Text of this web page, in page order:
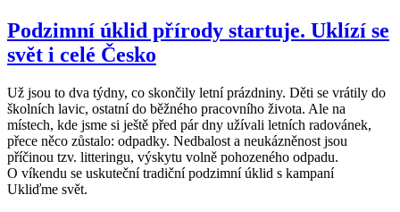
Podzimní úklid přírody startuje. Uklízí se
svět i celé Česko
Už jsou to dva týdny, co skončily letní prázdniny. Děti se vrátily do
školních lavic, ostatní do běžného pracovního života. Ale na
místech, kde jsme si ještě před pár dny užívali letních radovánek,
přece něco zůstalo: odpadky. Nedbalost a neukázněnost jsou
příčinou tzv. litteringu, výskytu volně pohozeného odpadu.
O víkendu se uskuteční tradiční podzimní úklid s kampaní
Ukliďme svět.